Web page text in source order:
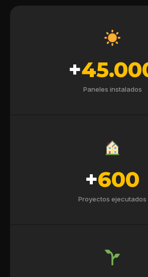
+
Paneles instalados
+600
Proyectos ejecutados